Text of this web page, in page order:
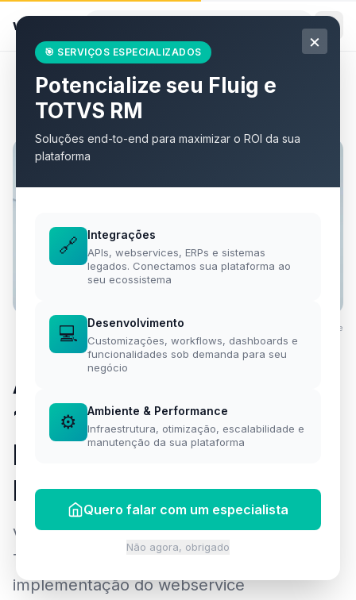
willian
Todos os artigos
Foto por Mediamodifier Unsplash License
Atualização TOTVS RM
12.1.28: Webservice
FOPFUNCDATA na
Folha
Veja o que mudou na atualização 12.1.28 do
TOTVS RM Folha de Pagamento com a
implementação do webservice
×
🎯 SERVIÇOS ESPECIALIZADOS
Potencialize seu Fluig e
TOTVS RM
Soluções end-to-end para maximizar o ROI da sua
plataforma
🔗 Integrações
APIs, webservices, ERPs e sistemas
legados. Conectamos sua plataforma ao
seu ecossistema
💻 Desenvolvimento
Customizações, workflows, dashboards e
funcionalidades sob demanda para seu
negócio
⚙️ Ambiente & Performance
Infraestrutura, otimização, escalabilidade e
manutenção da sua plataforma
Quero falar com um especialista
Não agora, obrigado